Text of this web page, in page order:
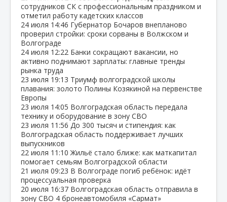
сотрудников СК с профессиональным праздником и
отметил работу кадетских классов
24 июля 14:46 Губернатор Бочаров внепланово
проверил стройки: сроки сорваны в Волжском и
Волгограде
24 июля 12:22 Банки сокращают вакансии, но
активно поднимают зарплаты: главные тренды
рынка труда
23 июля 19:13 Триумф волгоградской школы
плавания: золото Полины Козякиной на первенстве
Европы
23 июля 14:05 Волгоградская область передала
технику и оборудование в зону СВО
23 июля 11:56 До 300 тысяч и стипендия: как
Волгоградская область поддерживает лучших
выпускников
22 июля 11:10 Жильё стало ближе: как маткапитал
помогает семьям Волгоградской области
21 июля 09:23 В Волгограде погиб ребёнок: идёт
процессуальная проверка
20 июля 16:37 Волгоградская область отправила в
зону СВО 4 бронеавтомобиля «Сармат»